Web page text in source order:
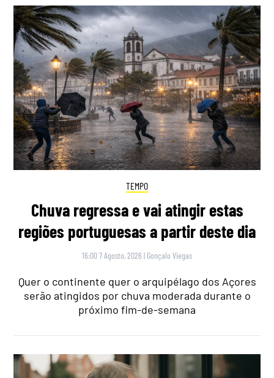
TEMPO
Chuva regressa e vai atingir estas
regiões portuguesas a partir deste dia
16:00 7 Agosto, 2026 | Gonçalo Viegas
Quer o continente quer o arquipélago dos Açores
serão atingidos por chuva moderada durante o
próximo fim-de-semana